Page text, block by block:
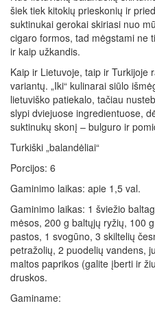
šiek tiek kitokių prieskonių ir
suktinukai gerokai skiriasi nuo
cigaro formos, tad mėgstami ne
ir kaip užkandis.
Kaip ir Lietuvoje, taip ir Turkijoje
variantų. „Iki“ kulinarai siūlo
lietuviško patiekalo, tačiau
slypi dviejuose ingredientuose,
suktinukų skonį – bulguro ir
Turkiški „balandėliai“
Porcijos: 6
Gaminimo laikas: apie 1,5 val.
Gaminimo laikas: 1 šviežio
mėsos, 200 g baltųjų ryžių, 100
pastos, 1 svogūno, 3 skiltelių
petražolių, 2 puodelių vandens,
maltos paprikos (galite įberti ir
druskos.
Gaminame: